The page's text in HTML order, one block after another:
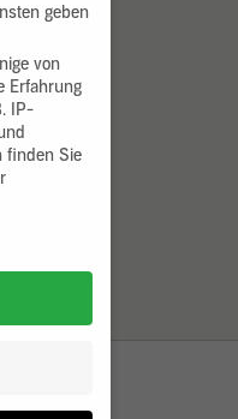
geben
von
Erfahrung
IP-
finden Sie